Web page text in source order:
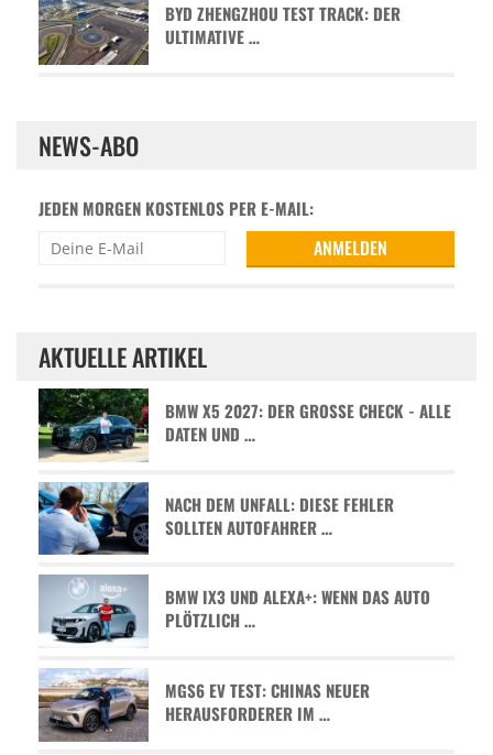
BYD ZHENGZHOU TEST TRACK: DER
ULTIMATIVE …
NEWS-ABO
JEDEN MORGEN KOSTENLOS PER E-MAIL:
AKTUELLE ARTIKEL
BMW X5 2027: DER GROSSE CHECK - ALLE D
ATEN UND …
NACH DEM UNFALL: DIESE FEHLER
SOLLTEN AUTOFAHRER …
BMW IX3 UND ALEXA+: WENN DAS AUTO
PLÖTZLICH …
MGS6 EV TEST: CHINAS NEUER
HERAUSFORDERER IM …